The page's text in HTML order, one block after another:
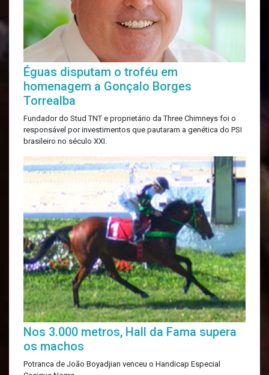
Éguas disputam o troféu em
homenagem a Gonçalo Borges
Torrealba
Fundador do Stud TNT e proprietário da Three Chimneys foi o
responsável por investimentos que pautaram a genética do PSI
brasileiro no século XXI.
Nos 3.000 metros, Hall da Fama supera
os machos
Potranca de João Boyadjian venceu o Handicap Especial